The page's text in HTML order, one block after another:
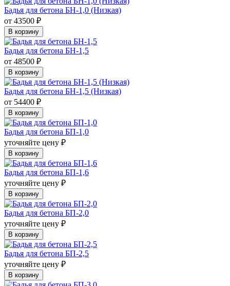
Бадья для бетона БН-1,0 (Низкая)
от 43500 ₽
В корзину
Бадья для бетона БН-1,5
от 48500 ₽
В корзину
Бадья для бетона БН-1,5 (Низкая)
от 54400 ₽
В корзину
Бадья для бетона БП-1,0
уточняйте цену ₽
В корзину
Бадья для бетона БП-1,6
уточняйте цену ₽
В корзину
Бадья для бетона БП-2,0
уточняйте цену ₽
В корзину
Бадья для бетона БП-2,5
уточняйте цену ₽
В корзину